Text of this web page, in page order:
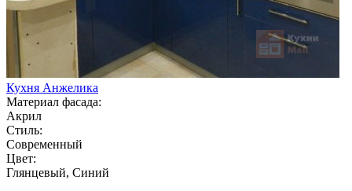
Кухня Анжелика
Материал фасада:
Акрил
Стиль:
Современный
Цвет:
Глянцевый, Синий